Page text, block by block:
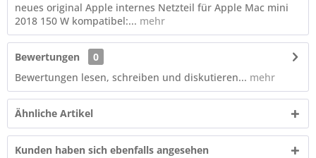
neues original Apple internes Netzteil für Apple Mac mini
2018 150 W kompatibel:... mehr
Bewertungen
0
Bewertungen lesen, schreiben und diskutieren... mehr
Ähnliche Artikel
Kunden haben sich ebenfalls angesehen